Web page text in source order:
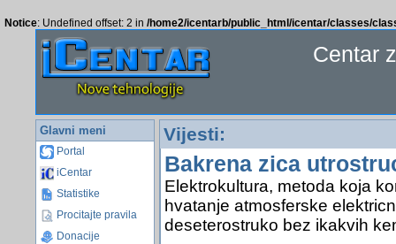
Notice: Undefined offset: 2 in /home2/icentarb/public_html/icentar/classes/
Centar
Glavni meni
Portal
iCentar
Statistike
Procitajte pravila
Donacije
Vijesti:
Bakrena zica
Elektrokultura, metoda koja
hvatanje atmosferske
deseterostruko bez ikakvih